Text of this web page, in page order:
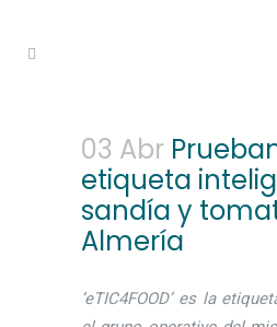
03 Abr
etiqueta
sandía y
Almería
‘eTIC4FOOD’ es la